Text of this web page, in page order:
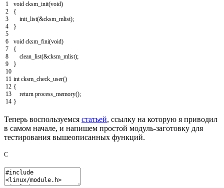
1
2
3
4
5
6
7
8
9
10
11
12
13
14
void cksm_init(void)
{
init_list(&cksm_mlist);
}
void cksm_fini(void)
{
clean_list(&cksm_mlist);
}
int cksm_check_user()
{
return process_memory();
}
Теперь воспользуемся статьей, ссылку на которую я приводил
в самом начале, и напишем простой модуль-заготовку для
тестирования вышеописанных функций.
C